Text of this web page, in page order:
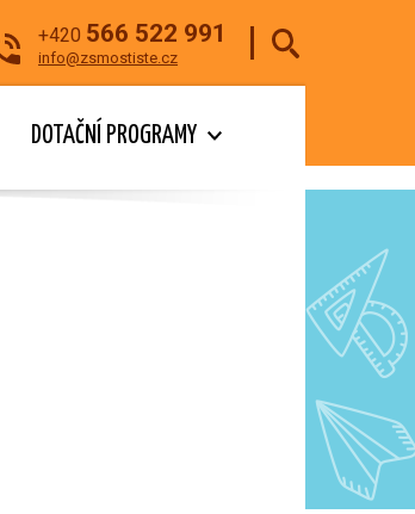
+420 566 522 991
info@zsmostiste.cz
DOTAČNÍ PROGRAMY